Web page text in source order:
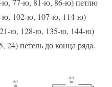
ю, 77-ю, 81-ю, 86-ю) петлю
ю, 102-ю, 107-ю, 114-ю)
ю, 128-ю, 135-ю, 144-ю)
24) петель до конца ряда.